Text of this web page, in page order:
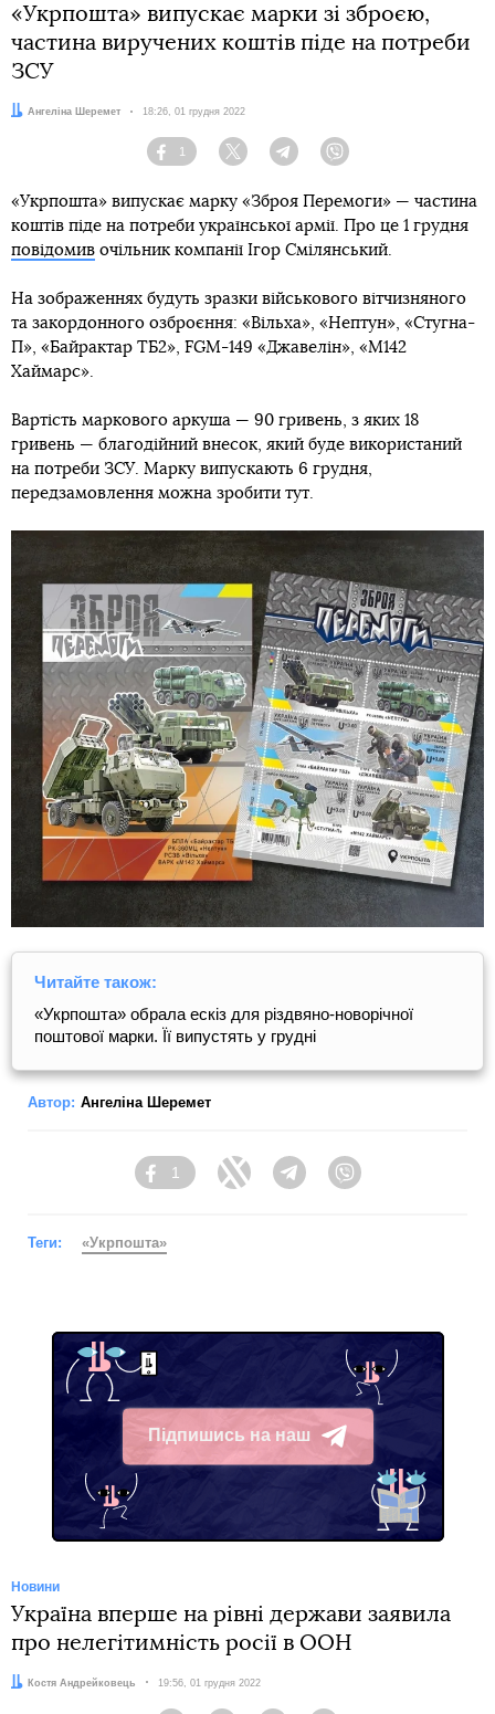
«Укрпошта» випускає марки зі зброєю,
частина виручених коштів піде на потреби
ЗСУ
Автор:
Ангеліна Шеремет Дата:
18:26, 01 грудня 2022
Facebook
1
Twitter TelegramViber
«Укрпошта» випускає марку «Зброя Перемоги» — частина
коштів піде на потреби української армії. Про це 1 грудня
повідомив очільник компанії Ігор Смілянський.
На зображеннях будуть зразки військового вітчизняного
та закордонного озброєння: «Вільха», «Нептун», «Стугна-
П», «Байрактар ТБ2», FGM-149 «Джавелін», «M142
Хаймарс».
Вартість маркового аркуша — 90 гривень, з яких 18
гривень — благодійний внесок, який буде використаний
на потреби ЗСУ. Марку випускають 6 грудня,
передзамовлення можна зробити тут.
Читайте також:
«Укрпошта» обрала ескіз для різдвяно-новорічної
поштової марки. Її випустять у грудні
Автор: Ангеліна Шеремет
Facebook
1
Twitter TelegramViber
Теги: «Укрпошта»
Підпишись на наш
Telegram
Новини
Україна вперше на рівні держави заявила
про нелегітимність росії в ООН
Автор:Костя Андрейковець Дата:
19:56, 01 грудня 2022